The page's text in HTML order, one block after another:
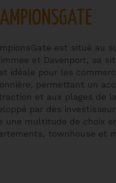
est situé au
et Davenport, sa
idéale pour les
permettant un
et aux plages de
par des
une multitude de choix
townhouse et